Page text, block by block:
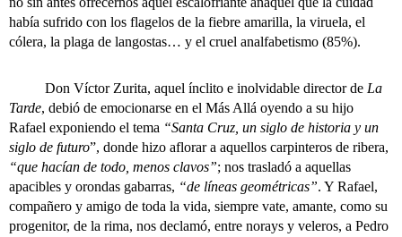
había sufrido con los flagelos de la fiebre amarilla, la viruela, el
cólera, la plaga de langostas… y el cruel analfabetismo (85%).
Don Víctor Zurita, aquel ínclito e inolvidable director de La
Tarde, debió de emocionarse en el Más Allá oyendo a su hijo
Rafael exponiendo el tema “Santa Cruz, un siglo de historia y un
siglo de futuro”, donde hizo aflorar a aquellos carpinteros de ribera,
“que hacían de todo, menos clavos”; nos trasladó a aquellas
apacibles y orondas gabarras, “de líneas geométricas”. Y Rafael,
compañero y amigo de toda la vida, siempre vate, amante, como su
progenitor, de la rima, nos declamó, entre norays y veleros, a Pedro